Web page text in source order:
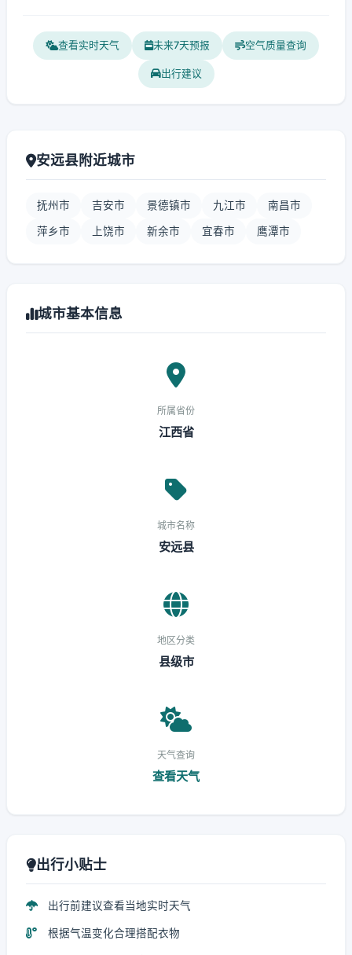
查看实时天气 未来7天预报 空气质量查询
出行建议
安远县附近城市
抚州市 吉安市 景德镇市 九江市 南昌市
萍乡市 上饶市 新余市 宜春市 鹰潭市
城市基本信息
所属省份
江西省
城市名称
安远县
地区分类
县级市
天气查询
查看天气
出行小贴士
出行前建议查看当地实时天气
根据气温变化合理搭配衣物